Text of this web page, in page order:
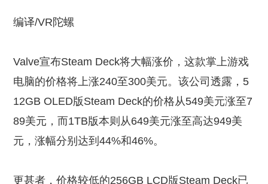
编译/VR陀螺
Valve宣布Steam Deck将大幅涨价，这款掌上游戏
电脑的价格将上涨240至300美元。该公司透露，5
12GB OLED版Steam Deck的价格从549美元涨至7
89美元，而1TB版本则从649美元涨至高达949美
元，涨幅分别达到44%和46%。
更甚者，价格较低的256GB LCD版Steam Deck已